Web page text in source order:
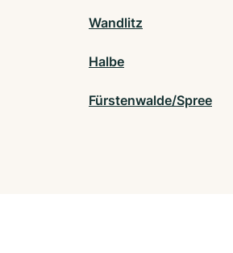
Wandlitz
Halbe
Fürstenwalde/Spree